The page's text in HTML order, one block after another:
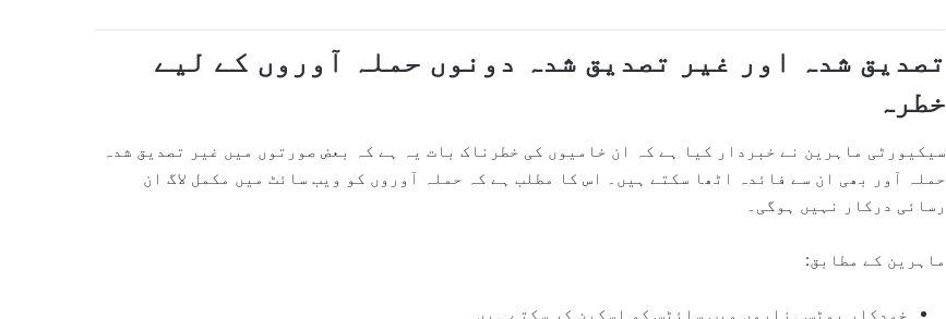
تصدیق شدہ اور غیر تصدیق شدہ دونوں حملہ آوروں کے لیے
خطرہ
سیکیورٹی ماہرین نے خبردار کیا ہے کہ ان خامیوں کی خطرناک بات یہ ہے کہ بعض صورتوں میں غیر تصدیق شدہ
حملہ آور بھی ان سے فائدہ اٹھا سکتے ہیں۔ اس کا مطلب ہے کہ حملہ آوروں کو ویب سائٹ میں مکمل لاگ ان
رسائی درکار نہیں ہوگی۔
ماہرین کے مطابق:
خودکار بوٹس ہزاروں ویب سائٹس کو اسکین کر سکتے ہیں